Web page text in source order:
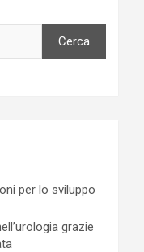
Cerca
per lo sviluppo
grazie